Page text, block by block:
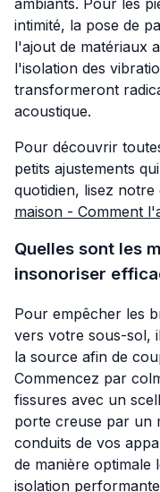
intimité, la pose de
l'ajout de matériaux
l'isolation des
transformeront
acoustique.
Pour découvrir
petits ajustements
quotidien, lisez notre
maison - Comment
Quelles sont les
insonoriser
Pour empêcher les
vers votre sous-sol,
la source afin de
Commencez par
fissures avec un
porte creuse par un
conduits de vos
de manière optimale
isolation